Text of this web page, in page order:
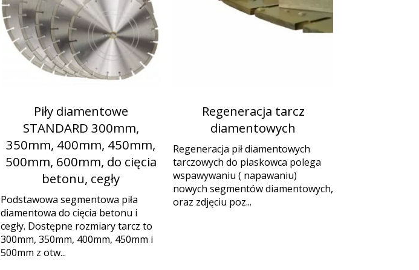
Piły diamentowe
STANDARD 300mm,
350mm, 400mm, 450mm,
500mm, 600mm, do cięcia
betonu, cegły
Podstawowa segmentowa piła
diamentowa do cięcia betonu i
cegły. Dostępne rozmiary tarcz to
300mm, 350mm, 400mm, 450mm i
500mm z otw...
Regeneracja tarcz
diamentowych
Regeneracja pił diamentowych
tarczowych do piaskowca polega
wspawywaniu ( napawaniu)
nowych segmentów diamentowych,
oraz zdjęciu poz...